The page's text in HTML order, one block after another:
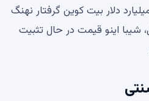
شرکای دویچه بانک، 2 میلیارد دلار بیت کوین گرفتار نهنگ
شیبا اینو قیمت در حال تثبیت